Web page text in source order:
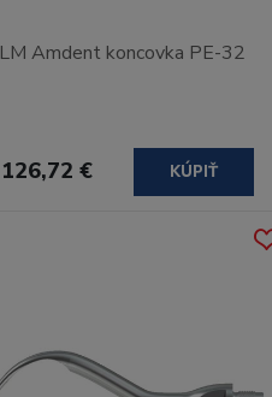
LM Amdent koncovka PE-32
126,72 € KÚPIŤ